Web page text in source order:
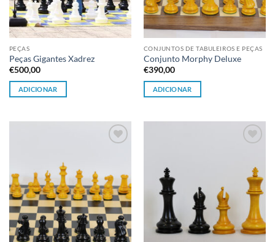
PEÇAS
Peças Gigantes Xadrez
€500,00
ADICIONAR
CONJUNTOS DE TABULEIROS E PEÇAS
Conjunto Morphy Deluxe
€390,00
ADICIONAR
desejos